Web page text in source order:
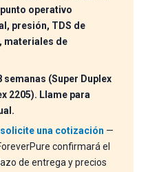
operativo
presión, TDS de
materiales de
(Super Duplex
2205). Llame para
solicite una cotización —
confirmará el
de entrega y precios